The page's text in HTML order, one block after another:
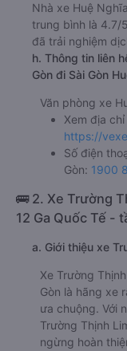
Nhà xe Huệ
trung bình là 4.7/
đã trải nghiệm
h. Thông tin liên
Gòn đi Sài Gòn
Văn phòng xe
Xem địa
https://
Số điện
Gòn: 1900
🚌 2. Xe Trường
12 Ga Quốc Tế -
a. Giới thiệu xe
Xe Trường
Gòn là hãng xe
ưa chuộng. Với
Trường Thịnh
ngừng hoàn